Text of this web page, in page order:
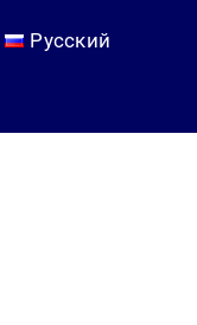
Русский